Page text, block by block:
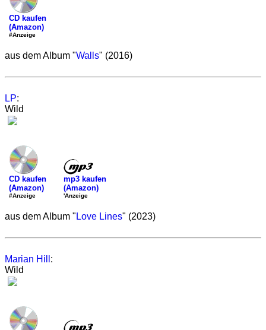
CD kaufen
(Amazon)
#Anzeige
aus dem Album "Walls" (2016)
LP:
Wild
CD kaufen
(Amazon)
#Anzeige
mp3 kaufen
(Amazon)
'Anzeige
aus dem Album " Love Lines" (2023)
Marian Hill :
Wild